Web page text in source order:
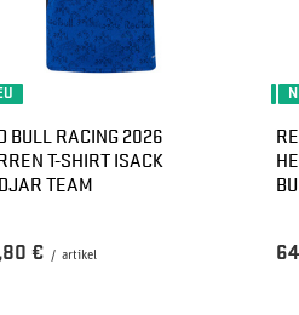
BULL RACING 2026
T-SHIRT ISACK
TEAM
€ / artikel